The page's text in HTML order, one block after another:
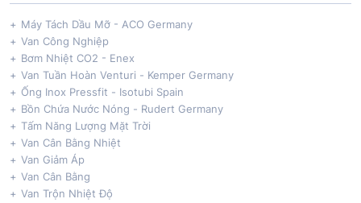
Máy Tách Dầu Mỡ - ACO Germany
Van Công Nghiệp
Bơm Nhiệt CO2 - Enex
Van Tuần Hoàn Venturi - Kemper Germany
Ống Inox Pressfit - Isotubi Spain
Bồn Chứa Nước Nóng - Rudert Germany
Tấm Năng Lượng Mặt Trời
Van Cân Bằng Nhiệt
Van Giảm Áp
Van Cân Bằng
Van Trộn Nhiệt Độ